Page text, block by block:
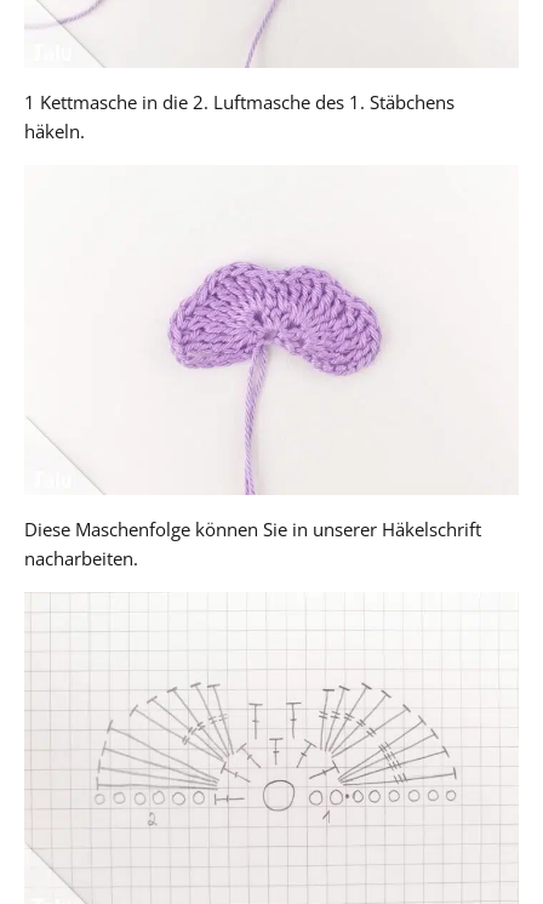
1 Kettmasche in die 2. Luftmasche des 1. Stäbchens
häkeln.
Diese Maschenfolge können Sie in unserer Häkelschrift
nacharbeiten.